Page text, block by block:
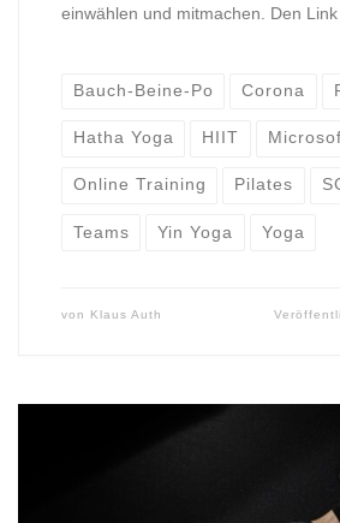
einwählen und mitmachen. Den
Bauch-Beine-Po Corona
Hatha Yoga HIIT
Online Training Pilates
Teams Yin Yoga Yoga
von Klaus Auth